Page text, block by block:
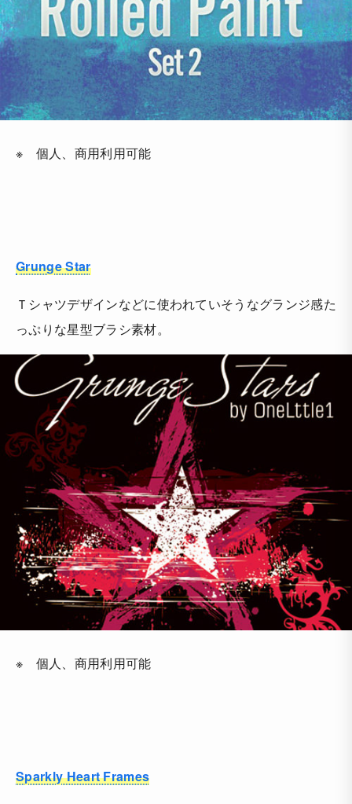
※ 個人、商用利用可能
Grunge Star
Ｔシャツデザインなどに使われていそうなグランジ感た
っぷりな星型ブラシ素材。
※ 個人、商用利用可能
Sparkly Heart Frames